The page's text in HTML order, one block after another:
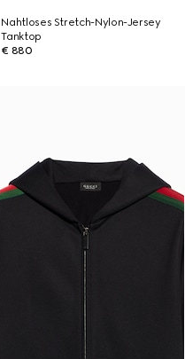
Nahtloses Stretch-Nylon-Jersey
Tanktop
€ 880